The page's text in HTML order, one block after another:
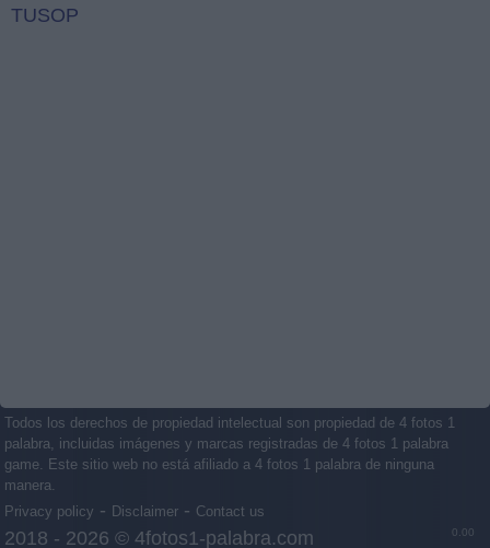
TUSOP
Todos los derechos de propiedad intelectual son propiedad de 4 fotos 1
palabra, incluidas imágenes y marcas registradas de 4 fotos 1 palabra
game. Este sitio web no está afiliado a 4 fotos 1 palabra de ninguna
manera.
Privacy policy - Disclaimer - Contact us
2018 - 2026 © 4fotos1-palabra.com 0.00